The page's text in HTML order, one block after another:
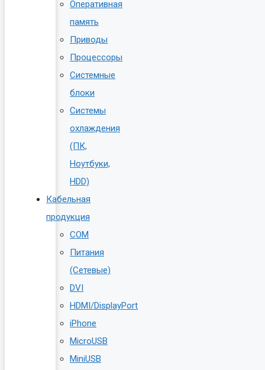
Оперативная
память
Приводы
Процессоры
Системные
блоки
Системы
охлаждения
(ПК,
Ноутбуки,
HDD)
Кабельная
продукция
COM
Питания
(Сетевые)
DVI
HDMI/DisplayPort
iPhone
MicroUSB
MiniUSB